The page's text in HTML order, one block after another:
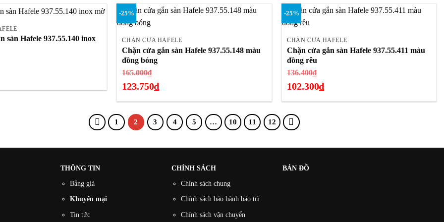
hiện
tại
là:
78.375₫.
tại
là:
150.150₫.
sàn Hafele 937.55.140 inox
-25%
CHẶN CỬA HAFELE
Chặn cửa gắn sàn Hafele 937.55.148 màu
đồng bóng
165.000₫
gốc
123.750₫
tại
123.750₫.
-25%
CHẶN CỬA HAFELE
Chặn cửa gắn sàn Hafele 937.55.411 màu
đồng rêu
136.400₫
gốc
102.300₫
tại
102.300₫.
1 2 3 4 5 … 10 11 12
THÔNG TIN
Bảng giá
Khuyến mại
Tin tức
CHÍNH SÁCH
Chính sách chung
Chính sách bảo hành bảo trì
Chính sách vận chuyển
BẢN ĐỒ